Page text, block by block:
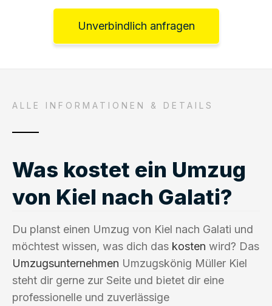
Unverbindlich anfragen
ALLE INFORMATIONEN & DETAILS
Was kostet ein Umzug
von Kiel nach Galati?
Du planst einen Umzug von Kiel nach Galati und
möchtest wissen, was dich das kosten wird? Das
Umzugsunternehmen Umzugskönig Müller Kiel
steht dir gerne zur Seite und bietet dir eine
professionelle und zuverlässige